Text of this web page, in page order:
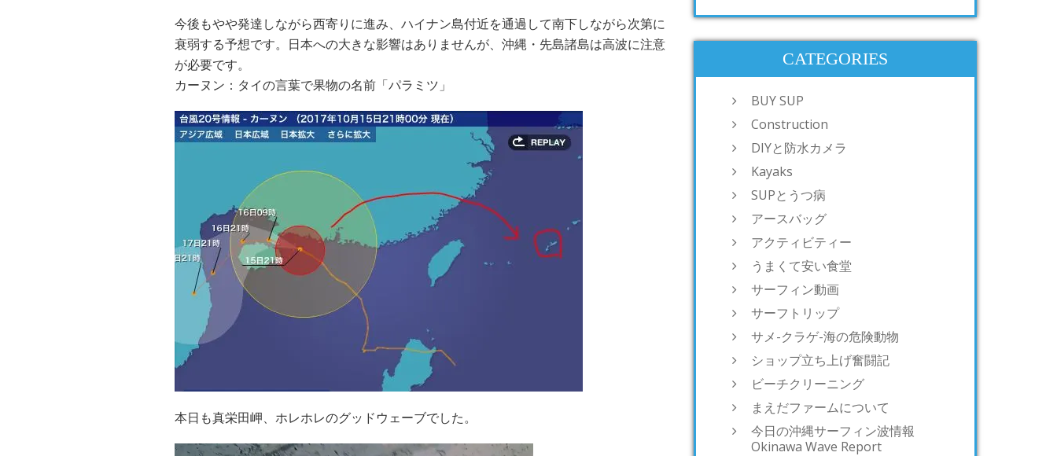
今後もやや発達しながら西寄りに進み、ハイナン島付近を通過して南下しながら次第に
衰弱する予想です。日本への大きな影響はありませんが、沖縄・先島諸島は高波に注意
が必要です。
カーヌン：タイの言葉で果物の名前「パラミツ」
本日も真栄田岬、ホレホレのグッドウェーブでした。
CATEGORIES
BUY SUP
Construction
DIYと防水カメラ
Kayaks
SUPとうつ病
アースバッグ
アクティビティー
うまくて安い食堂
サーフィン動画
サーフトリップ
サメ-クラゲ-海の危険動物
ショップ立ち上げ奮闘記
ビーチクリーニング
まえだファームについて
今日の沖縄サーフィン波情報
Okinawa Wave Report